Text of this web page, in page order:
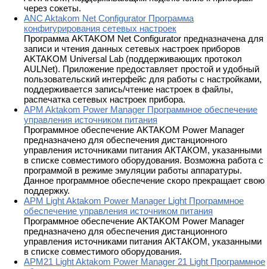
через сокеты.
ANC Aktakom Net Configurator Программа
конфигурирования сетевых настроек
Программа AKTAKOM Net Configurator предназначена для
записи и чтения данных сетевых настроек приборов
AKTAKOM Universal Lab (поддерживающих протокол
AULNet). Приложение предоставляет простой и удобный
пользовательский интерфейс для работы с настройками,
поддерживается запись/чтение настроек в файлы,
распечатка сетевых настроек прибора.
APM Aktakom Power Manager Программное обеспечение
управления источником питания
Программное обеспечение AKTAKOM Power Manager
предназначено для обеспечения дистанционного
управления источниками питания АКТАКОМ, указанными
в списке совместимого оборудования. Возможна работа с
программой в режиме эмуляции работы аппаратуры.
Данное программное обеспечение скоро прекращает свою
поддержку.
APM Light Aktakom Power Manager Light Программное
обеспечение управления источником питания
Программное обеспечение AKTAKOM Power Manager
предназначено для обеспечения дистанционного
управления источниками питания АКТАКОМ, указанными
в списке совместимого оборудования.
APM21 Light Aktakom Power Manager 21 Light Программное